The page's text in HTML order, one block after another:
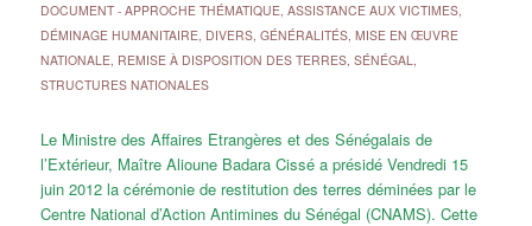
DOCUMENT- APPROCHE THÉMATIQUE, ASSISTANCE AUX VICTIMES,
DÉMINAGE HUMANITAIRE, DIVERS, GÉNÉRALITÉS, MISE EN ŒUVRE
NATIONALE, REMISE À DISPOSITION DES TERRES, SÉNÉGAL,
STRUCTURES NATIONALES
Le Ministre des Affaires Etrangères et des Sénégalais de
l’Extérieur, Maître Alioune Badara Cissé a présidé Vendredi 15
juin 2012 la cérémonie de restitution des terres déminées par le
Centre National d’Action Antimines du Sénégal (CNAMS). Cette